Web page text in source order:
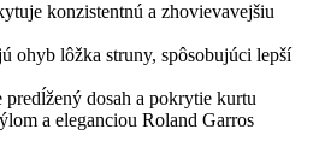
konzistentnú a zhovievavejšiu
ohyb lôžka struny, spôsobujúci lepší
dosah a pokrytie kurtu
a eleganciou Roland Garros